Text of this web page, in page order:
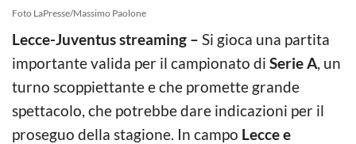
Foto LaPresse/Massimo Paolone
Lecce-Juventus streaming – Si gioca una partita
importante valida per il campionato di Serie A, un
turno scoppiettante e che promette grande
spettacolo, che potrebbe dare indicazioni per il
proseguo della stagione. In campo Lecce e